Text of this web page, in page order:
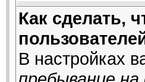
Как сделать,
В настройках